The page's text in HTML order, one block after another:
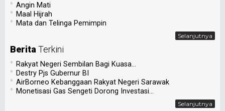
• Angin Mati
• Maal Hijrah
• Mata dan Telinga Pemimpin
Selanjutnya
Berita Terkini
• Rakyat Negeri Sembilan Bagi Kuasa...
• Destry Pjs Gubernur BI
• AirBorneo Kebanggaan Rakyat Negeri Sarawak
• Monetisasi Gas Sengeti Dorong Investasi...
Selanjutnya